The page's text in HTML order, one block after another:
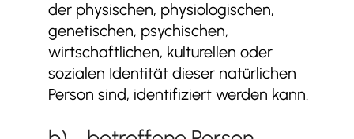
der physischen, physiologischen,
genetischen, psychischen,
wirtschaftlichen, kulturellen oder
sozialen Identität dieser natürlichen
Person sind, identifiziert werden kann.